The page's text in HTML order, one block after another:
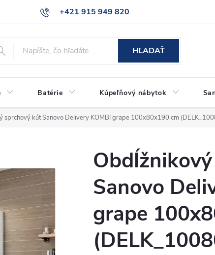
+421 915 949 820
HĽADAŤ
Batérie Kúpeľňový nábytok
sprchový kút Sanovo Delivery KOMBI grape 100x80x190 cm
Sanovo
grape